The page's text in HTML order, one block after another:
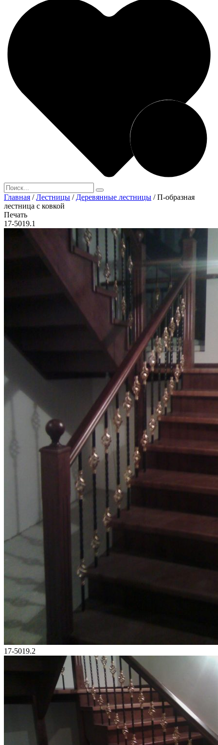
Главная /Лестницы / Деревянные лестницы /П-образная
лестница с ковкой
Печать
17-5019.1
17-5019.2